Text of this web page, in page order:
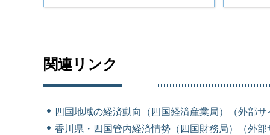
関連リンク
四国地域の経済動向（四国経済産業局）（外部サ
香川県・四国管内経済情勢（四国財務局）（外部